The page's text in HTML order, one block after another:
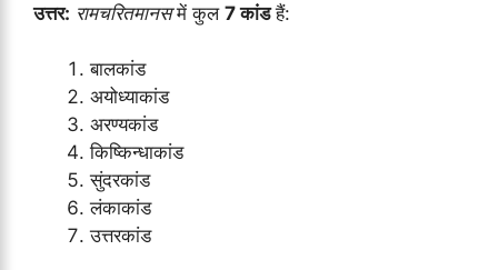
उत्तर: रामचरितमानसमें कुल 7 कांडहैं:
बालकांड
अयोध्याकांड
अरण्यकांड
किष्किन्धाकांड
सुंदरकांड
लंकाकांड
उत्तरकांड